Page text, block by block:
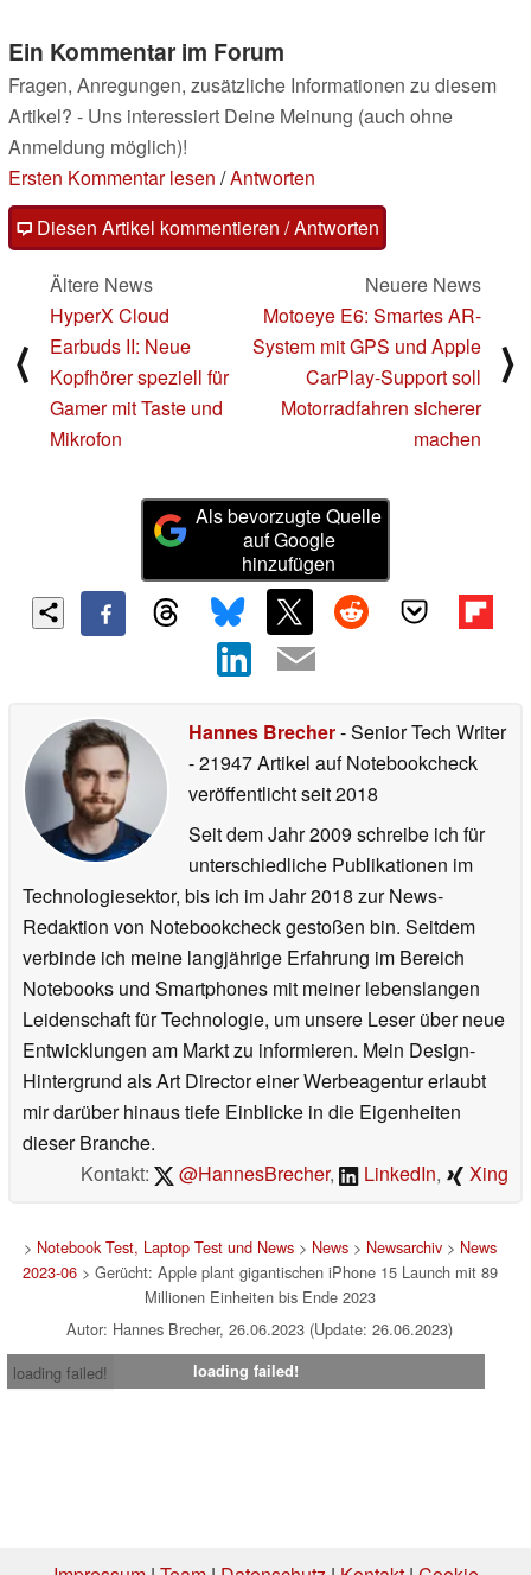
Ein Kommentar im Forum
Fragen, Anregungen, zusätzliche Informationen zu diesem
Artikel? - Uns interessiert Deine Meinung (auch ohne
Anmeldung möglich)!
Ersten Kommentar lesen /Antworten
Diesen Artikel kommentieren / Antworten
⟨
Ältere News
HyperX Cloud
Earbuds II: Neue
Kopfhörer speziell für
Gamer mit Taste und
Mikrofon
Neuere News
Motoeye E6: Smartes AR-
System mit GPS und Apple
CarPlay-Support soll
Motorradfahren sicherer
machen
⟩
Als bevorzugte Quelle
auf Google
hinzufügen
Hannes Brecher- Senior Tech Writer
- 21947 Artikel auf Notebookcheck
veröffentlichtseit 2018
Seit dem Jahr 2009 schreibe ich für
unterschiedliche Publikationen im
Technologiesektor, bis ich im Jahr 2018 zur News-
Redaktion von Notebookcheck gestoßen bin. Seitdem
verbinde ich meine langjährige Erfahrung im Bereich
Notebooks und Smartphones mit meiner lebenslangen
Leidenschaft für Technologie, um unsere Leser über neue
Entwicklungen am Markt zu informieren. Mein Design-
Hintergrund als Art Director einer Werbeagentur erlaubt
mir darüber hinaus tiefe Einblicke in die Eigenheiten
dieser Branche.
Kontakt:
@HannesBrecher, LinkedIn, Xing
> Notebook Test, Laptop Test und News> News> Newsarchiv> News
2023-06> Gerücht: Apple plant gigantischen iPhone 15 Launch mit 89
Millionen Einheiten bis Ende 2023
Autor: Hannes Brecher, 26.06.2023 (Update: 26.06.2023)
loading failed!
loading failed!